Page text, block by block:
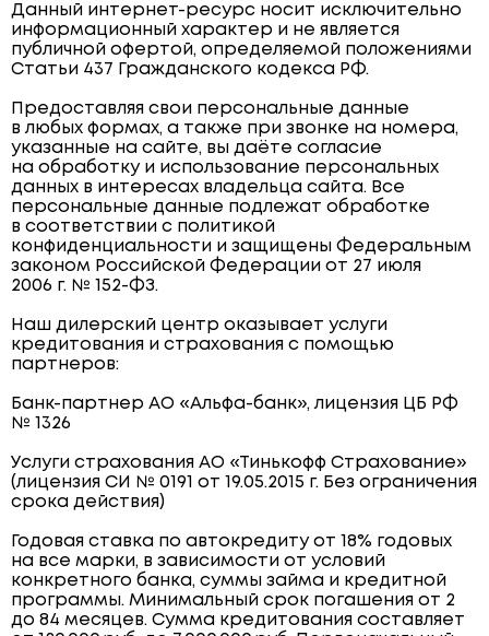
Данный интернет-ресурс носит исключительно
информационный характер и не является
публичной офертой, определяемой положениями
Статьи 437 Гражданского кодекса РФ.
Предоставляя свои персональные данные
в любых формах, а также при звонке на номера,
указанные на сайте, вы даёте согласие
на обработку и использование персональных
данных в интересах владельца сайта. Все
персональные данные подлежат обработке
в соответствии с политикой
конфиденциальности и защищены Федеральным
законом Российской Федерации от 27 июля
2006 г. № 152-ФЗ.
Наш дилерский центр оказывает услуги
кредитования и страхования с помощью
партнеров:
Банк-партнер АО «Альфа-банк», лицензия ЦБ РФ
№ 1326
Услуги страхования АО «Тинькофф Страхование»
(лицензия СИ № 0191 от 19.05.2015 г. Без ограничения
срока действия)
Годовая ставка по автокредиту от 18% годовых
на все марки, в зависимости от условий
конкретного банка, суммы займа и кредитной
программы. Минимальный срок погашения от 2
до 84 месяцев. Сумма кредитования составляет